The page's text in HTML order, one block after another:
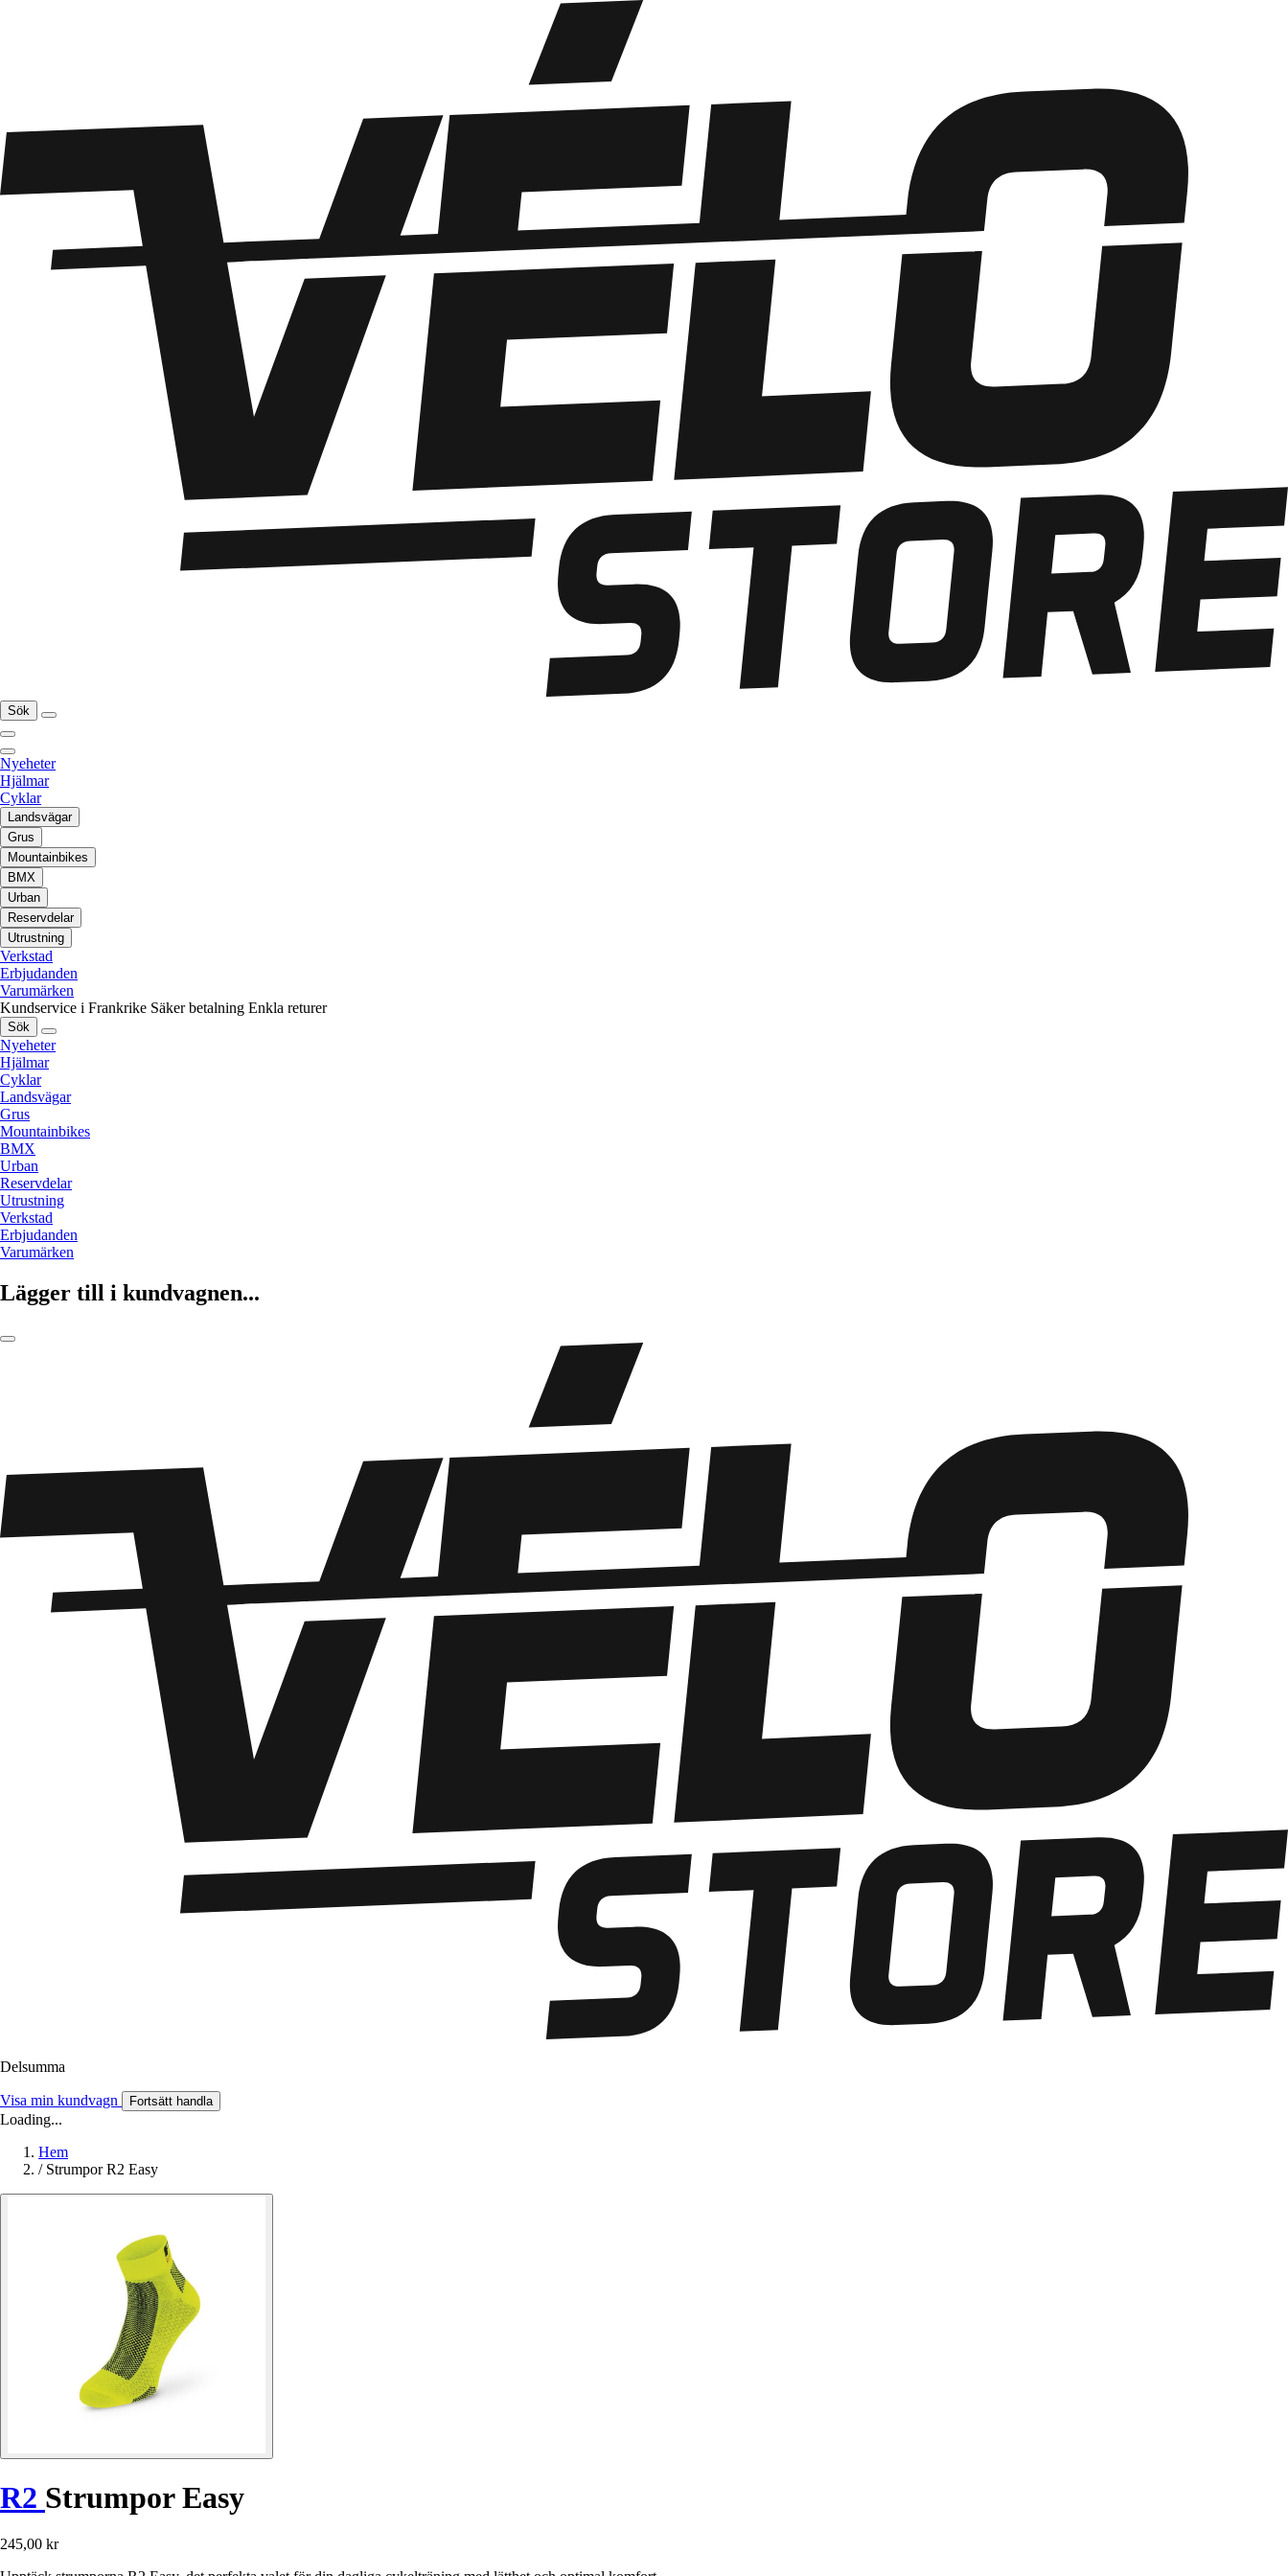
Sök
Nyeheter
Hjälmar
Cyklar
Landsvägar
Grus
Mountainbikes
BMX
Urban
Reservdelar
Utrustning
Verkstad
Erbjudanden
Varumärken
Kundservice i Frankrike Säker betalning Enkla returer
Sök
Nyeheter
Hjälmar
Cyklar
Landsvägar
Grus
Mountainbikes
BMX
Urban
Reservdelar
Utrustning
Verkstad
Erbjudanden
Varumärken
Lägger till i kundvagnen...
Delsumma
Visa min kundvagn Fortsätt handla
Loading...
Hem
/ Strumpor R2 Easy
R2 Strumpor Easy
245,00 kr